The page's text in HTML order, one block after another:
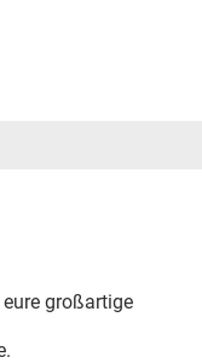
großartige